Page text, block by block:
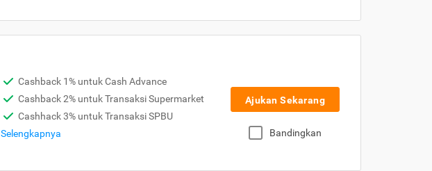
Cashback 1% untuk Cash Advance
Cashback 2% untuk Transaksi Supermarket
Cashhack 3% untuk Transaksi SPBU
Selengkapnya
Ajukan Sekarang
Bandingkan